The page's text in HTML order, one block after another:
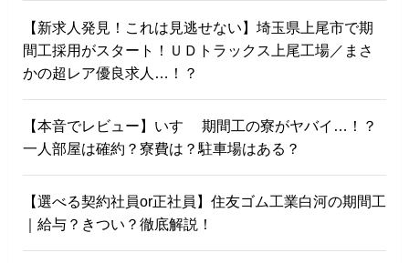
【新求人発見！これは見逃せない】埼玉県上尾市で期
間工採用がスタート！ＵＤトラックス上尾工場／まさ
かの超レア優良求人…！？
【本音でレビュー】いすゞ 期間工の寮がヤバイ…！？
一人部屋は確約？寮費は？駐車場はある？
【選べる契約社員or正社員】住友ゴム工業白河の期間工
｜給与？きつい？徹底解説！